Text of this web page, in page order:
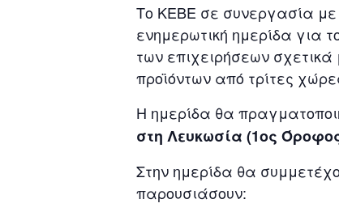
Το ΚΕΒΕ σε συνεργασία με
ενημερωτική ημερίδα για
των επιχειρήσεων
προϊόντων από τρίτες
Η ημερίδα θα
στη Λευκωσία (1ος
Στην ημερίδα θα
παρουσιάσουν: